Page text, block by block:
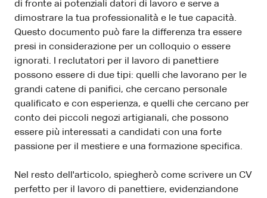
di fronte ai potenziali datori di lavoro e serve a
dimostrare la tua professionalità e le tue capacità.
Questo documento può fare la differenza tra essere
presi in considerazione per un colloquio o essere
ignorati. I reclutatori per il lavoro di panettiere
possono essere di due tipi: quelli che lavorano per le
grandi catene di panifici, che cercano personale
qualificato e con esperienza, e quelli che cercano per
conto dei piccoli negozi artigianali, che possono
essere più interessati a candidati con una forte
passione per il mestiere e una formazione specifica.
Nel resto dell'articolo, spiegherò come scrivere un CV
perfetto per il lavoro di panettiere, evidenziandone